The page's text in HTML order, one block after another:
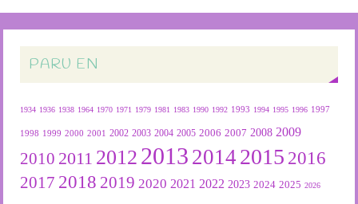
PARU EN
1934 1936 1938 1964 1970 1971 1979 1981 1983 1990 1992 1993 1994 1995 1996 1997
1998 1999 2000 2001 2002 2003 2004 2005 2006 2007 2008 2009
2010 2011 2012 2013 2014 2015 2016
2017 2018 2019 2020 2021 2022 2023 2024 2025 2026